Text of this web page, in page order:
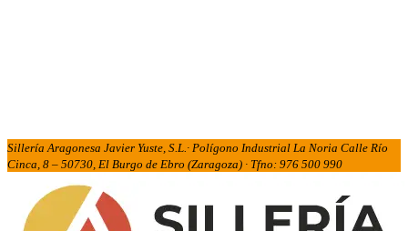
Sillería Aragonesa Javier Yuste, S.L.· Polígono Industrial La Noria Calle Río
Cinca, 8 – 50730, El Burgo de Ebro (Zaragoza) · Tfno: 976 500 990